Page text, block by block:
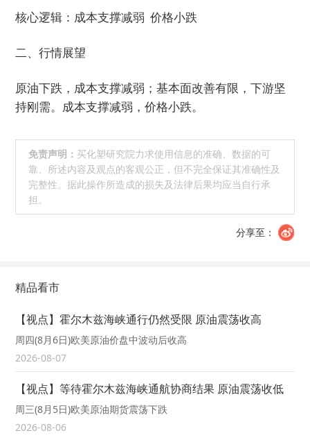
核心逻辑：成本支撑减弱 价格小跌
二、行情展望
原油下跌，成本支撑减弱；基本面改善有限，下游坚
持刚需。成本支撑减弱，价格小跌。
免责声明： 买化塑研究院力求使用信息的准确、数据的可
靠、所述内容及观点的客观公正，但不完全保证其准确性及
完整性。据此操作所造成的损失及法律后果均应当自行承
担。
分享至：
精品看市
【视点】霍尔木兹海峡通行仍然受限 原油震荡收高
周四(8月6日)欧美原油价盘中波动后收高
2026-08-07
【视点】等待霍尔木兹海峡通航协商结果 原油震荡收低
周三(8月5日)欧美原油期货震荡下跌
2026-08-06